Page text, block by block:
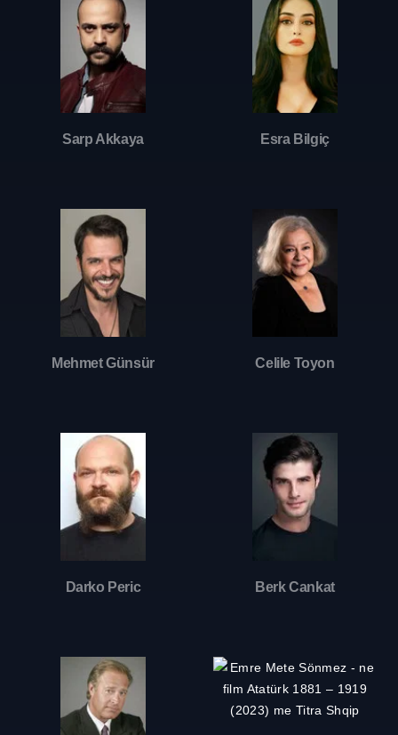
Sarp Akkaya Esra Bilgiç
Mehmet Günsür Celile Toyon
Darko Peric Berk Cankat